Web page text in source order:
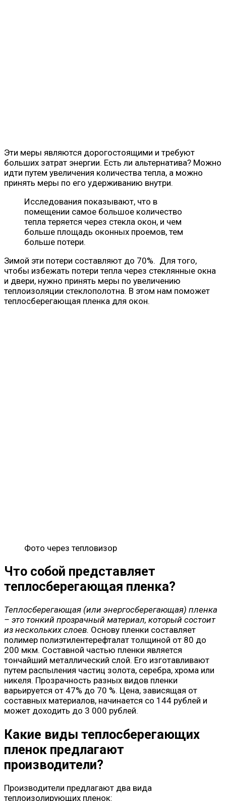
Эти меры являются дорогостоящими и требуют
больших затрат энергии. Есть ли альтернатива? Можно
идти путем увеличения количества тепла, а можно
принять меры по его удерживанию внутри.
Исследования показывают, что в
помещении самое большое количество
тепла теряется через стекла окон, и чем
больше площадь оконных проемов, тем
больше потери.
Зимой эти потери составляют до 70%. Для того,
чтобы избежать потери тепла через стеклянные окна
и двери, нужно принять меры по увеличению
теплоизоляции стеклополотна. В этом нам поможет
теплосберегающая пленка для окон.
Фото через тепловизор
Что собой представляет
теплосберегающая пленка?
Теплосберегающая (или энергосберегающая) пленка
– это тонкий прозрачный материал, который состоит
из нескольких слоев. Основу пленки составляет
полимер полиэтилентерефталат толщиной от 80 до
200 мкм. Составной частью пленки является
тончайший металлический слой. Его изготавливают
путем распыления частиц золота, серебра, хрома или
никеля. Прозрачность разных видов пленки
варьируется от 47% до 70 %. Цена, зависящая от
составных материалов, начинается со 144 рублей и
может доходить до 3 000 рублей.
Какие виды теплосберегающих
пленок предлагают
производители?
Производители предлагают два вида
теплоизолирующих пленок: